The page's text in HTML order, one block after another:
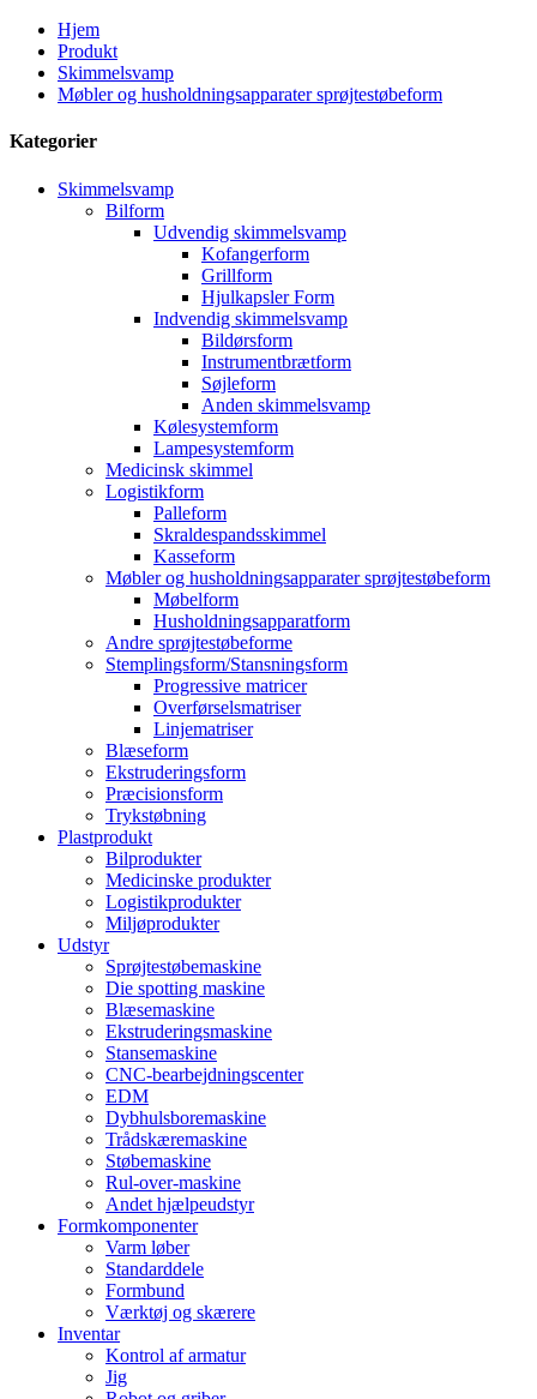
Hjem
Produkt
Skimmelsvamp
Møbler og husholdningsapparater sprøjtestøbeform
Kategorier
Skimmelsvamp
Bilform
Udvendig skimmelsvamp
Kofangerform
Grillform
Hjulkapsler Form
Indvendig skimmelsvamp
Bildørsform
Instrumentbrætform
Søjleform
Anden skimmelsvamp
Kølesystemform
Lampesystemform
Medicinsk skimmel
Logistikform
Palleform
Skraldespandsskimmel
Kasseform
Møbler og husholdningsapparater sprøjtestøbeform
Møbelform
Husholdningsapparatform
Andre sprøjtestøbeforme
Stemplingsform/Stansningsform
Progressive matricer
Overførselsmatriser
Linjematriser
Blæseform
Ekstruderingsform
Præcisionsform
Trykstøbning
Plastprodukt
Bilprodukter
Medicinske produkter
Logistikprodukter
Miljøprodukter
Udstyr
Sprøjtestøbemaskine
Die spotting maskine
Blæsemaskine
Ekstruderingsmaskine
Stansemaskine
CNC-bearbejdningscenter
EDM
Dybhulsboremaskine
Trådskæremaskine
Støbemaskine
Rul-over-maskine
Andet hjælpeudstyr
Formkomponenter
Varm løber
Standarddele
Formbund
Værktøj og skærere
Inventar
Kontrol af armatur
Jig